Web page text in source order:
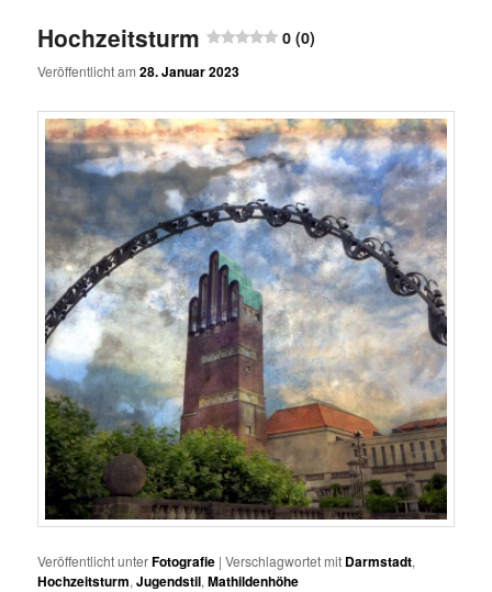
Hochzeitsturm 0 (0)
Veröffentlicht am28. Januar 2023
Veröffentlicht unterFotografie |Verschlagwortet mit Darmstadt,
Hochzeitsturm,Jugendstil,Mathildenhöhe